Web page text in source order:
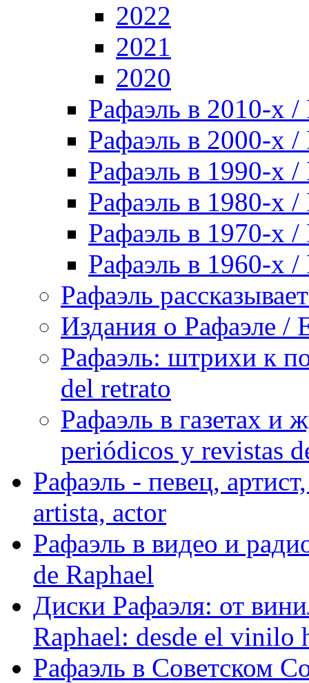
2022
2021
2020
Рафаэль в 2010-х /
Рафаэль в 2000-х /
Рафаэль в 1990-х /
Рафаэль в 1980-х /
Рафаэль в 1970-х /
Рафаэль в 1960-х /
Рафаэль
Издания о Рафаэле /
Рафаэль: штрихи к
del retrato
Рафаэль в газетах и
periódicos y revistas
Рафаэль - певец,
artista, actor
Рафаэль в видео и
de Raphael
Диски Рафаэля: от
Raphael: desde el vinilo
Рафаэль в Советском